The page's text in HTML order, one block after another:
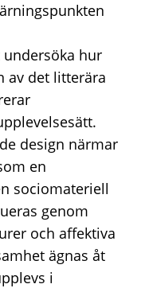
hur
av det litterära
design närmar
en
sociomateriell
genom
och affektiva
ägnas åt
i